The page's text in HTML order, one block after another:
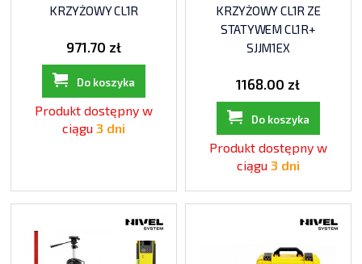
KRZYŻOWY CL1R
971.70 zł
Do koszyka
Produkt dostępny w
ciągu3 dni
KRZYŻOWY CL1R ZE
STATYWEM CL1R+
SJJM1EX
1168.00 zł
Do koszyka
Produkt dostępny w
ciągu 3 dni